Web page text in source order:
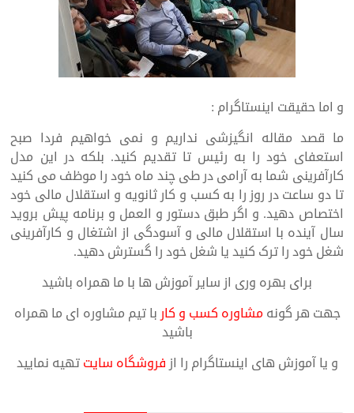
و اما حقیقت اینستاگرام :
ما قصد مقاله انگیزشی نداریم و نمی خواهیم فردا صبح
استعفای خود را به رئیس تا تقدیم کنید. بلکه در این مدل
کارآفرینی شما به آرامی در طی چند ماه خود را موظف می کنید
تا دو ساعت در روز را به کسب و کار ثانویه و استقلال مالی خود
اختصاص دهید. و اگر طبق دستور و العمل و برنامه پیش بروید
سال آینده با استقلال مالی و آسودگی از اشتغال و کارآفرینی
شغل خود را ترک کنید یا شغل خود را گسترش دهید.
برای بهره وری از سایر آموزش ها با ما همراه باشید
جهت هر گونهمشاوره کسب و کاربا تیم مشاوره ای ما همراه
باشید
و یا آموزش های اینستاگرام را ازفروشگاه سایتتهیه نمایید